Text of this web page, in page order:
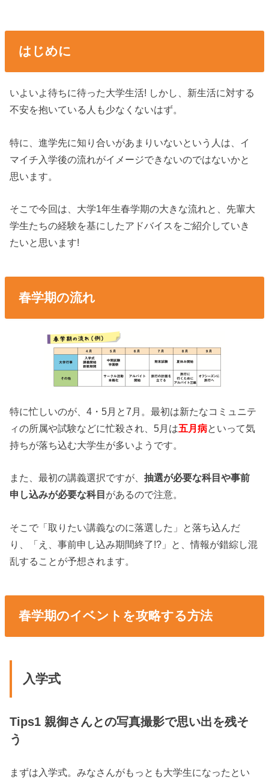
はじめに
いよいよ待ちに待った大学生活! しかし、新生活に対する
不安を抱いている人も少なくないはず。
特に、進学先に知り合いがあまりいないという人は、イ
マイチ入学後の流れがイメージできないのではないかと
思います。
そこで今回は、大学1年生春学期の大きな流れと、先輩大
学生たちの経験を基にしたアドバイスをご紹介していき
たいと思います!
春学期の流れ
特に忙しいのが、4・5月と7月。最初は新たなコミュニテ
ィの所属や試験などに忙殺され、5月は五月病といって気
持ちが落ち込む大学生が多いようです。
また、最初の講義選択ですが、抽選が必要な科目や事前
申し込みが必要な科目 があるので注意。
そこで「取りたい講義なのに落選した」と落ち込んだ
り、「え、事前申し込み期間終了!?」と、情報が錯綜し混
乱することが予想されます。
春学期のイベントを攻略する方法
入学式
Tips1 親御さんとの写真撮影で思い出を残そ
う
まずは入学式。みなさんがもっとも大学生になったとい